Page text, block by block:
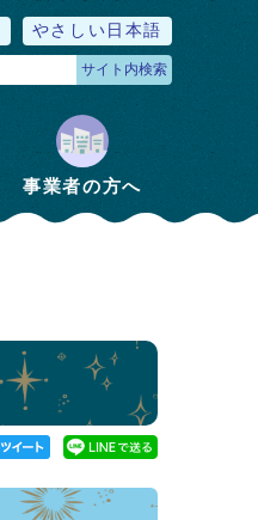
やさしい日本語
サイト内検索
事業者の方へ